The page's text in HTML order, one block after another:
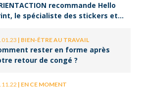
recommande Hello
le spécialiste des stickers et
| BIEN-ÊTRE AU TRAVAIL
rester en forme après
retour de congé ?
| EN CE MOMENT